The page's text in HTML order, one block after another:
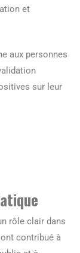
et
aux personnes
sur leur
rôle clair dans
contribué à